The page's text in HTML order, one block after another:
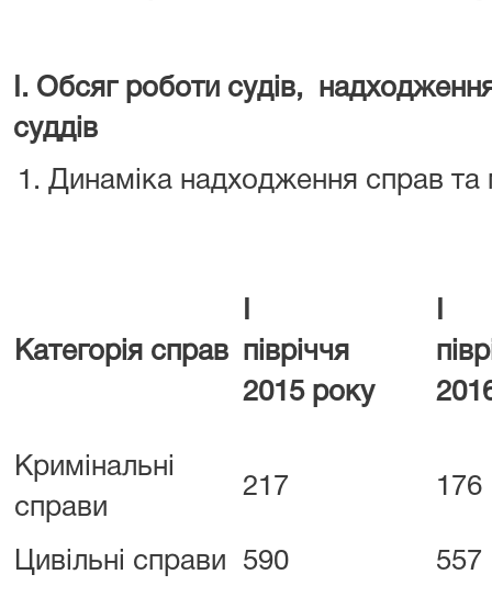
І. Обсяг роботи судів,
суддів
Динаміка надходження справ та
Категорія справ півріччя
2015 року
Кримінальні
справи
217 176
Цивільні справи 590 557